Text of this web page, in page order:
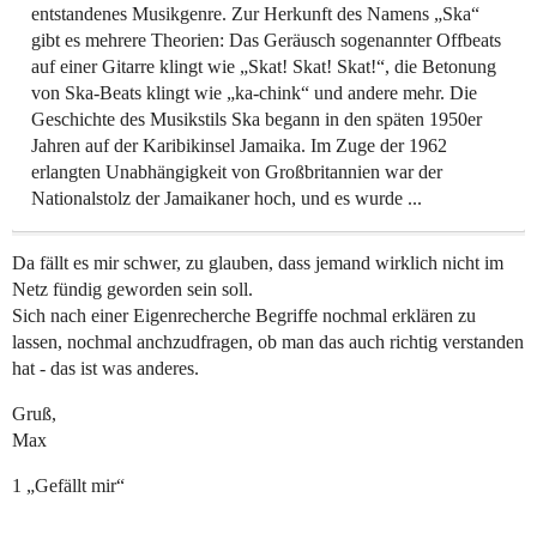
entstandenes Musikgenre. Zur Herkunft des Namens „Ska“
gibt es mehrere Theorien: Das Geräusch sogenannter Offbeats
auf einer Gitarre klingt wie „Skat! Skat! Skat!“, die Betonung
von Ska-Beats klingt wie „ka-chink“ und andere mehr. Die
Geschichte des Musikstils Ska begann in den späten 1950er
Jahren auf der Karibikinsel Jamaika. Im Zuge der 1962
erlangten Unabhängigkeit von Großbritannien war der
Nationalstolz der Jamaikaner hoch, und es wurde ...
Da fällt es mir schwer, zu glauben, dass jemand wirklich nicht im
Netz fündig geworden sein soll.
Sich nach einer Eigenrecherche Begriffe nochmal erklären zu
lassen, nochmal anchzudfragen, ob man das auch richtig verstanden
hat - das ist was anderes.
Gruß,
Max
1 „Gefällt mir“